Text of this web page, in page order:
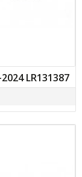
2024 LR131387